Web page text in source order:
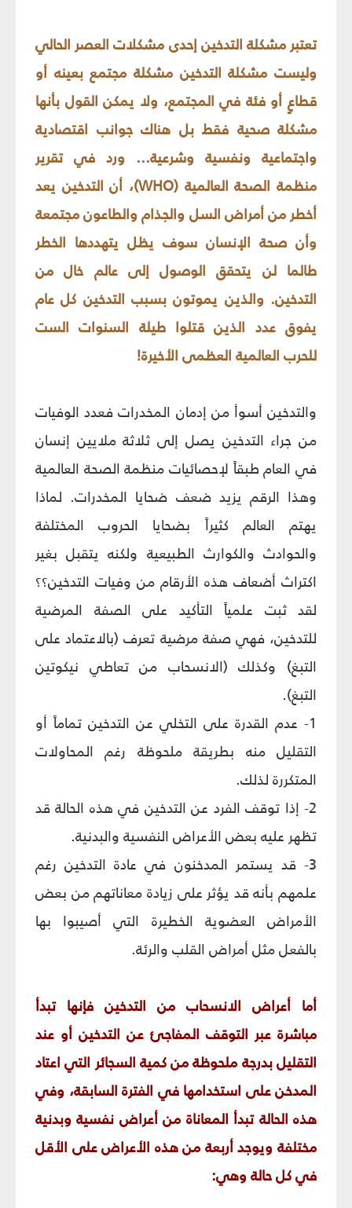
تعتبر مشكلة التدخين إحدى مشكلات العصر الحالي
وليست مشكلة التدخين مشكلة مجتمع بعينه أو
قطاعٍ أو فئة في المجتمع، ولا يمكن القول بأنها
مشكلة صحية فقط بل هناك جوانب اقتصادية
واجتماعية ونفسية وشرعية... ورد في تقرير
منظمة الصحة العالمية (WHO)، أن التدخين يعد
أخطر من أمراض السل والجذام والطاعون مجتمعة
وأن صحة الإنسان سوف يظل يتهددها الخطر
طالما لن يتحقق الوصول إلى عالم خال من
التدخين. والذين يموتون بسبب التدخين كل عام
يفوق عدد الذين قتلوا طيلة السنوات الست
للحرب العالمية العظمى الأخيرة!
والتدخين أسوأ من إدمان المخدرات فعدد الوفيات
من جراء التدخين يصل إلى ثلاثة ملايين إنسان
في العام طبقاً لإحصائيات منظمة الصحة العالمية
وهذا الرقم يزيد ضعف ضحايا المخدرات. لماذا
يهتم العالم كثيراً بضحايا الحروب المختلفة
والحوادث والكوارث الطبيعية ولكنه يتقبل بغير
اكتراث أضعاف هذه الأرقام من وفيات التدخين؟؟
لقد ثبت علمياً التأكيد على الصفة المرضية
للتدخين، فهي صفة مرضية تعرف (بالاعتماد على
التبغ) وكذلك (الانسحاب من تعاطي نيكوتين
التبغ).
1- عدم القدرة على التخلي عن التدخين تماماً أو
التقليل منه بطريقة ملحوظة رغم المحاولات
المتكررة لذلك.
2- إذا توقف الفرد عن التدخين في هذه الحالة قد
تظهر عليه بعض الأعراض النفسية والبدنية.
3- قد يستمر المدخنون في عادة التدخين رغم
علمهم بأنه قد يؤثر على زيادة معاناتهم من بعض
الأمراض العضوية الخطيرة التي أصيبوا بها
بالفعل مثل أمراض القلب والرئة.
أما أعراض الانسحاب من التدخين فإنها تبدأ
مباشرة عبر التوقف المفاجئ‏ عن التدخين أو عند
التقليل بدرجة ملحوظة من كمية السجائر التي اعتاد
المدخن على استخدامها في الفترة السابقة، وفي
هذه الحالة تبدأ المعاناة من أعراض نفسية وبدنية
مختلفة ويوجد أربعة من هذه الأعراض على الأقل
في كل حالة وهي: